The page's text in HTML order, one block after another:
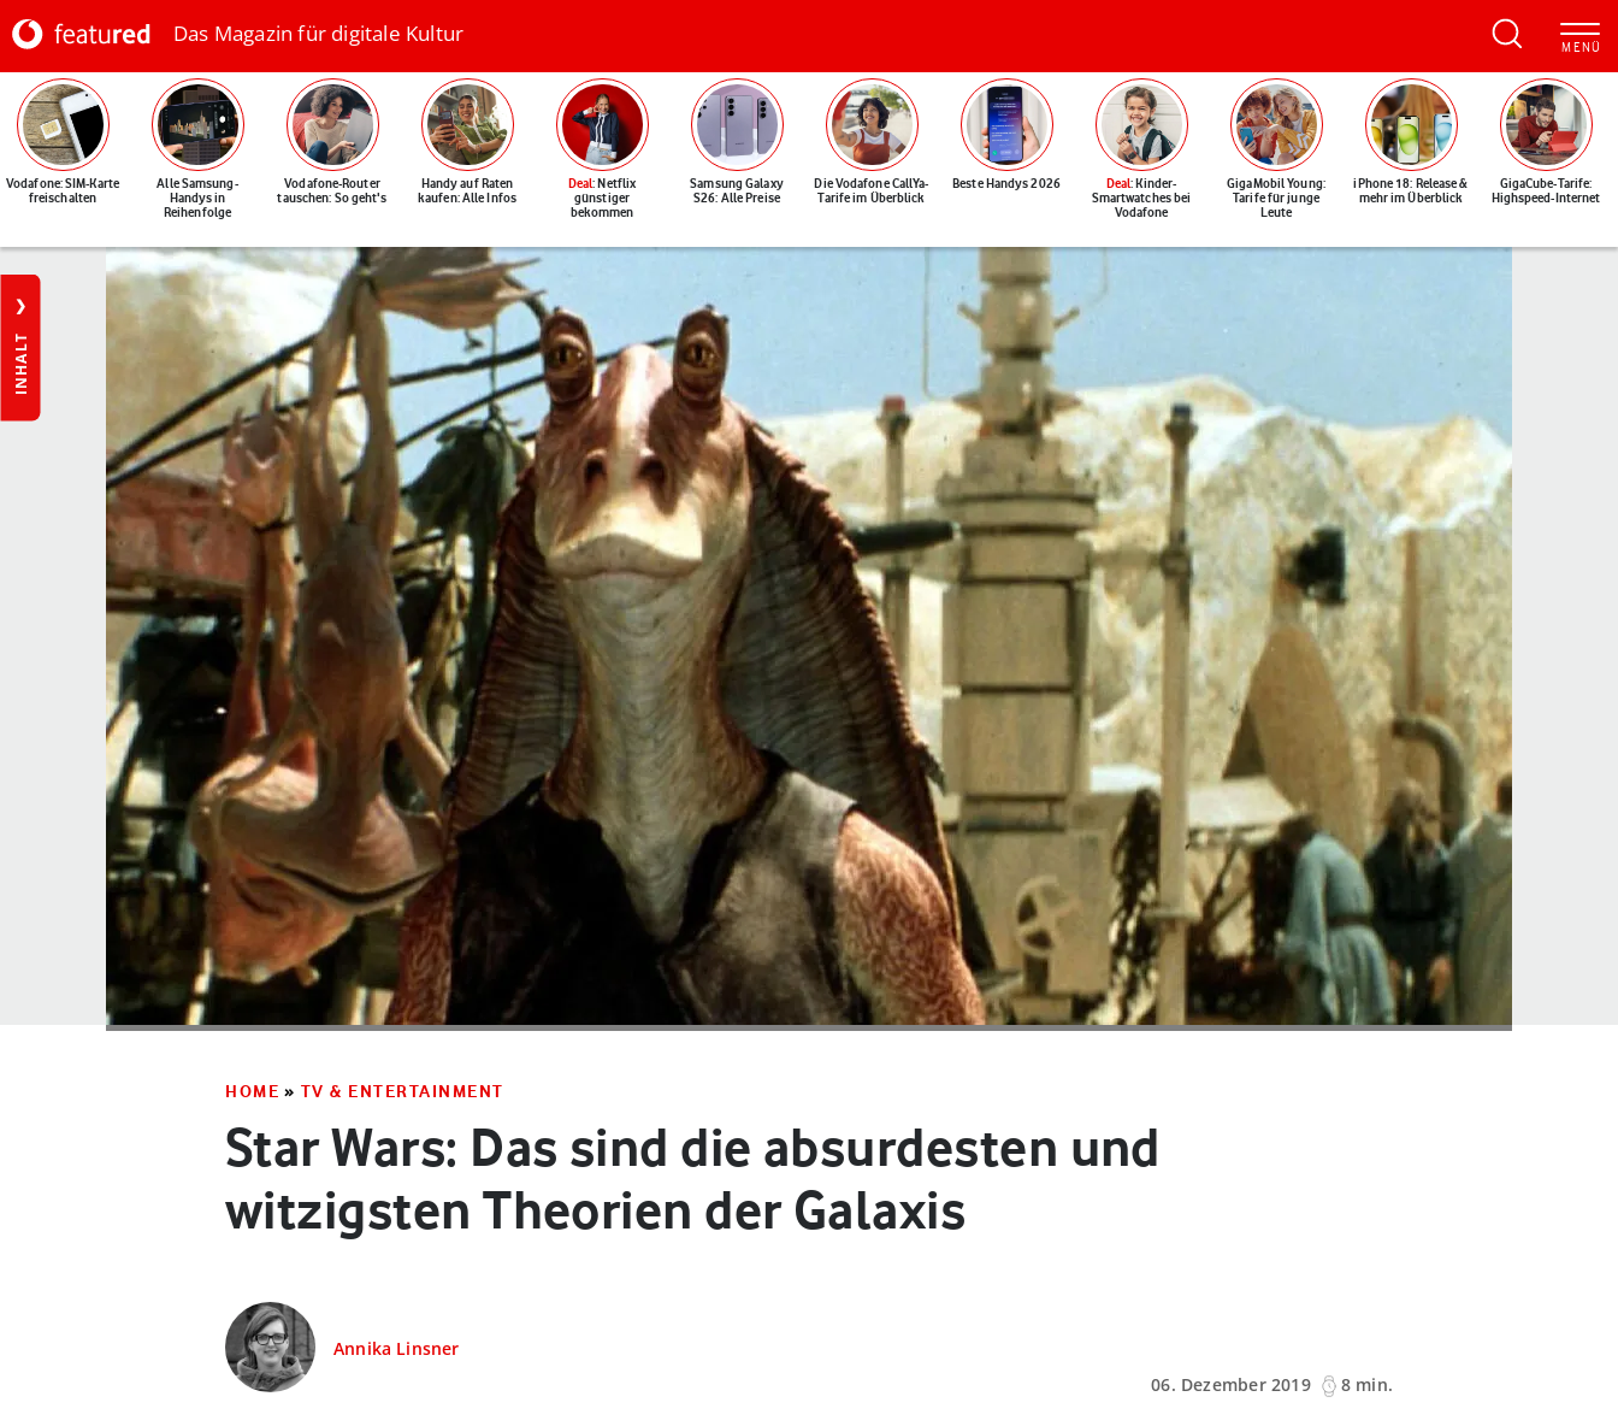
Das Magazin für digitale Kultur
Vodafone: SIM-Karte
freischalten
Alle Samsung-
Handys in
Reihenfolge
Vodafone-Router
tauschen: So geht's
Handy auf Raten
kaufen: Alle Infos
Deal: Netflix
günstiger
bekommen
Samsung Galaxy
S26: Alle Preise
Die Vodafone CallYa-
Tarife im Überblick
Beste Handys 2026 Deal: Kinder-
Smartwatches bei
Vodafone
GigaMobil Young:
Tarife für junge
Leute
iPhone 18: Release &
mehr im Überblick
GigaCube-Tarife:
Highspeed-Internet
INHALT
HOME » TV & ENTERTAINMENT
Star Wars: Das sind die absurdesten und
witzigsten Theorien der Galaxis
Annika Linsner
06. Dezember 2019
8 min.